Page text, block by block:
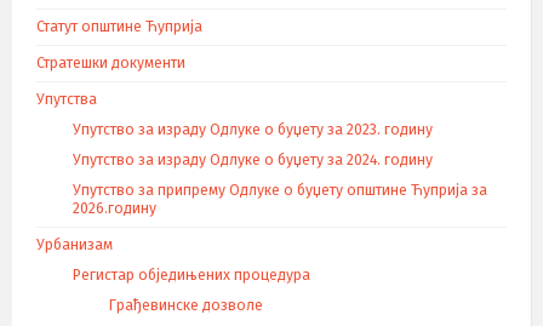
Статут општине Ћуприја
Стратешки документи
Упутства
Упутство за израду Одлуке о буџету за 2023. годину
Упутство за израду Одлуке о буџету за 2024. годину
Упутство за припрему Одлуке о буџету општине Ћуприја за
2026.годину
Урбанизам
Регистар обједињених процедура
Грађевинске дозволе